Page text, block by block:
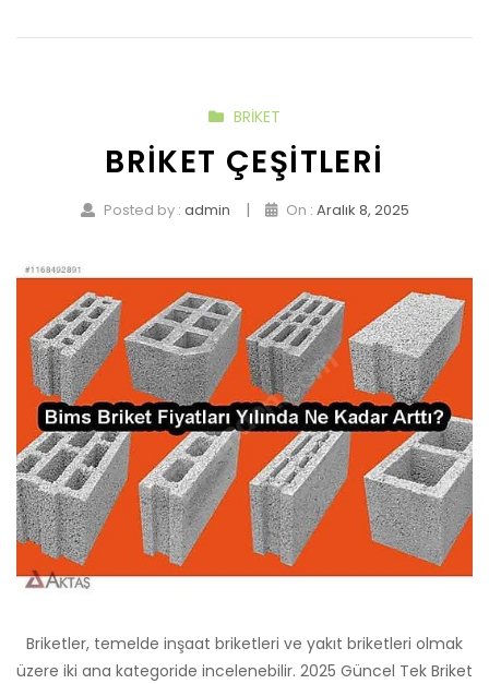
BRIKET
BRIKET ÇEŞITLERI
Posted by : admin | On : Aralık 8, 2025
Briketler, temelde inşaat briketleri ve yakıt briketleri olmak
üzere iki ana kategoride incelenebilir. 2025 Güncel Tek Briket